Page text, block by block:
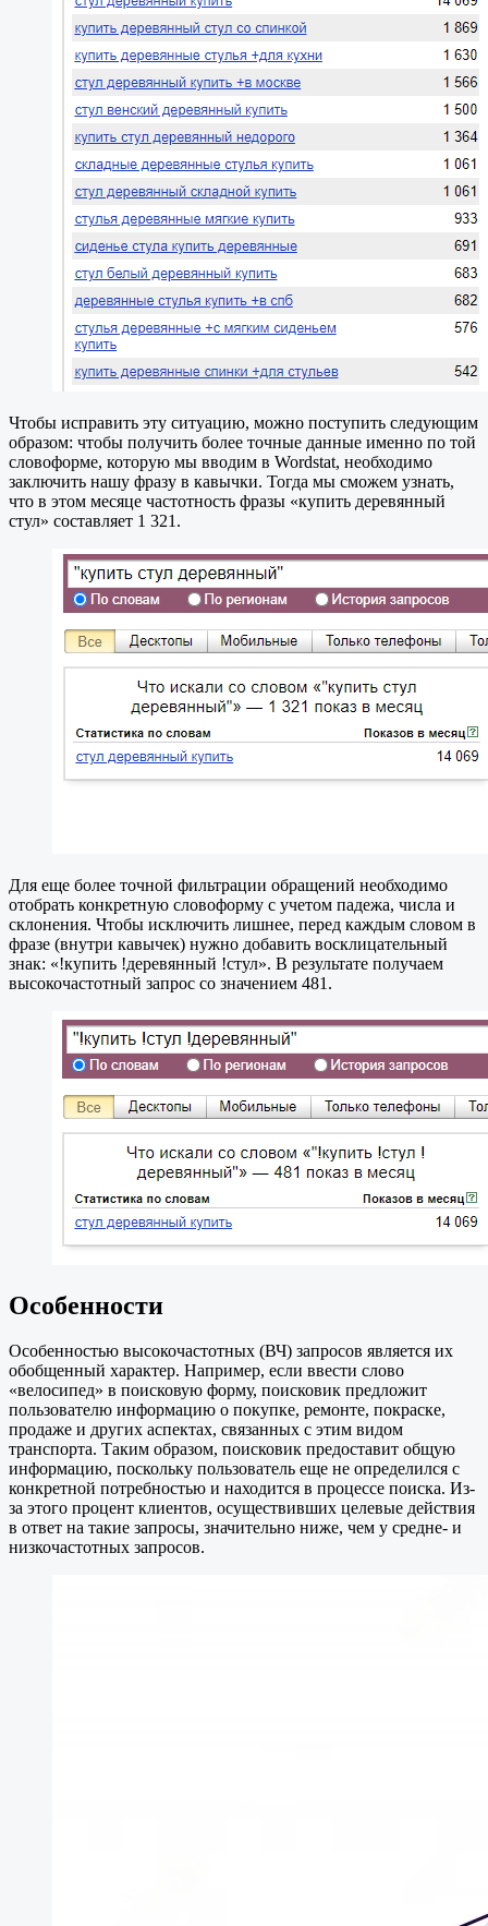
Чтобы исправить эту ситуацию, можно поступить следующим
образом: чтобы получить более точные данные именно по той
словоформе, которую мы вводим в Wordstat, необходимо
заключить нашу фразу в кавычки. Тогда мы сможем узнать,
что в этом месяце частотность фразы «купить деревянный
стул» составляет 1 321.
Для еще более точной фильтрации обращений необходимо
отобрать конкретную словоформу с учетом падежа, числа и
склонения. Чтобы исключить лишнее, перед каждым словом в
фразе (внутри кавычек) нужно добавить восклицательный
знак: «!купить !деревянный !стул». В результате получаем
высокочастотный запрос со значением 481.
Особенности
Особенностью высокочастотных (ВЧ) запросов является их
обобщенный характер. Например, если ввести слово
«велосипед» в поисковую форму, поисковик предложит
пользователю информацию о покупке, ремонте, покраске,
продаже и других аспектах, связанных с этим видом
транспорта. Таким образом, поисковик предоставит общую
информацию, поскольку пользователь еще не определился с
конкретной потребностью и находится в процессе поиска. Из-
за этого процент клиентов, осуществивших целевые действия
в ответ на такие запросы, значительно ниже, чем у средне- и
низкочастотных запросов.